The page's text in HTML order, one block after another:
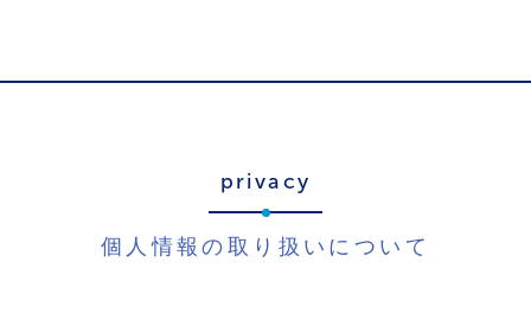
privacy
個人情報の取り扱いについて